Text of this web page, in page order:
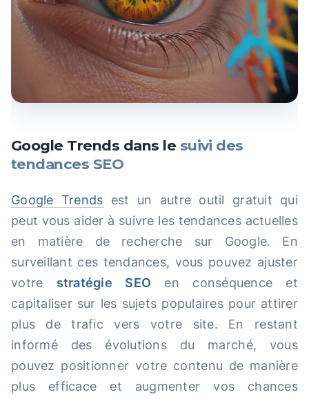
Google Trends dans le suivi des
tendances SEO
Google Trends est un autre outil gratuit qui
peut vous aider à suivre les tendances actuelles
en matière de recherche sur Google. En
surveillant ces tendances, vous pouvez ajuster
votre stratégie SEO en conséquence et
capitaliser sur les sujets populaires pour attirer
plus de trafic vers votre site. En restant
informé des évolutions du marché, vous
pouvez positionner votre contenu de manière
plus efficace et augmenter vos chances